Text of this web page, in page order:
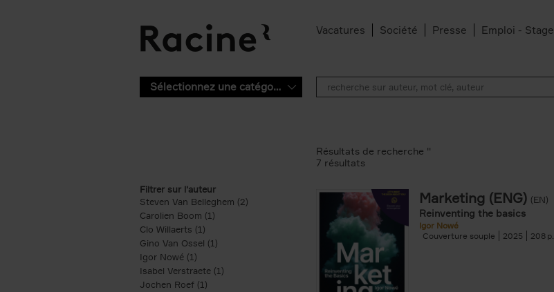
Vacatures Société Presse Emploi - Stage
Sélectionnez une catégorie
Filtrer sur l'auteur
Steven Van Belleghem (2) Apply Steven Van Belleghem filter
Carolien Boom (1)
Clo Willaerts (1)
Gino Van Ossel (1)
Igor Nowé (1)
Isabel Verstraete (1) Apply Isabel Verstraete filter
Jochen Roef (1)
Résultats de recherche ''
7 résultats
Marketing (ENG) (EN)
Reinventing the basics
Igor Nowé
Couverture souple
2025 208